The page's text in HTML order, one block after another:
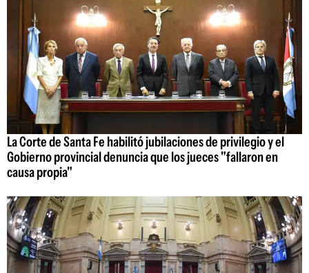
La Corte de Santa Fe habilitó jubilaciones de privilegio y el
Gobierno provincial denuncia que los jueces "fallaron en
causa propia"